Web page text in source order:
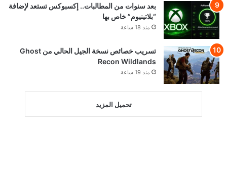
بعد سنوات من المطالبات.. إكسبوكس تستعد لإضافة
“بلاتينيوم” خاص بها
منذ 18 ساعة
تسريب خصائص نسخة الجيل الحالي من Ghost
Recon Wildlands
منذ 19 ساعة
تحميل المزيد